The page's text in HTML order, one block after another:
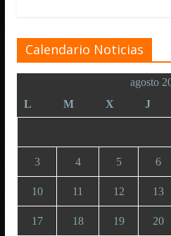
Calendario Noticias
agosto
L
M X J
3 4 5 6
10 11 12 13
17 18 19 20